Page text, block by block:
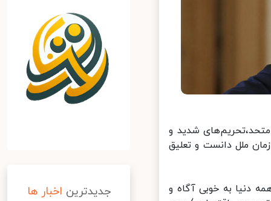
شدید و
ملل دانست و تعلیق
دنیا به خوبی آگاه و
جدیدترین اخبار ها